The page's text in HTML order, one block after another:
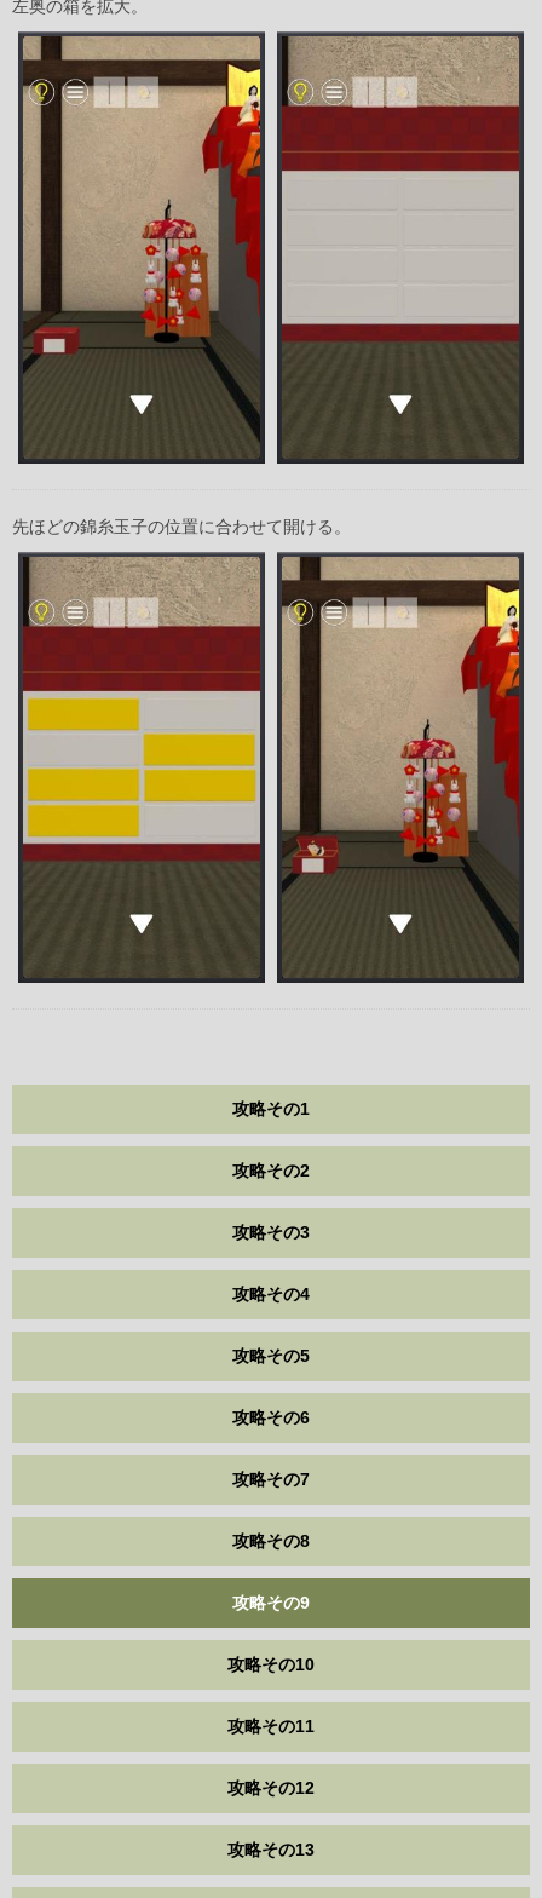
左奥の箱を拡大。
先ほどの錦糸玉子の位置に合わせて開ける。
攻略その1
攻略その2
攻略その3
攻略その4
攻略その5
攻略その6
攻略その7
攻略その8
攻略その9
攻略その10
攻略その11
攻略その12
攻略その13